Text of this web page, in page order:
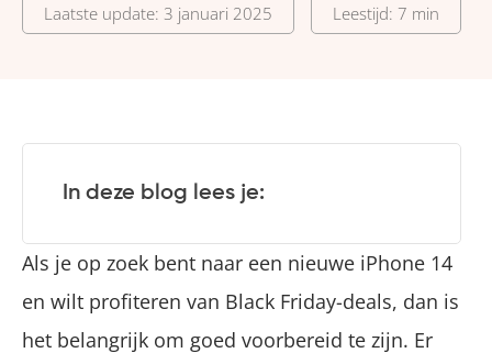
Laatste update: 3 januari 2025 Leestijd: 7 min
Als je op zoek bent naar een nieuwe iPhone 14
en wilt profiteren van Black Friday-deals, dan is
het belangrijk om goed voorbereid te zijn. Er
In deze blog lees je: